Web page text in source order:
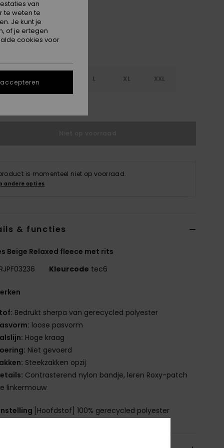
L XL XXL
is momenteel niet op voorraad.
andere opties
& functies
Beige Relaxed fleece met rits
Kleurcode tec6
Bedrukt sherpa van gerecycled polyester
loose pasvorm
Hoge kraag
Niet gevoerd
Steekzakken opzij
Contrasterend nylon bandje, leren Roxy-patch
linkermouw
[Hoofdstof] 100% gerecycled polyester
van
te weten te
Je kunt je
of je ertegen
cookies voor